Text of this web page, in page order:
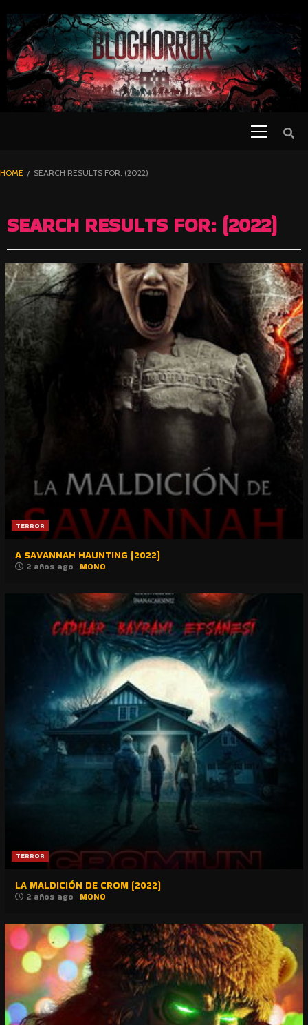
TO
CONTENT
BLOGHORROR
HOME SEARCH RESULTS FOR: (2022)
SEARCH RESULTS FOR: (2022)
TERROR
A SAVANNAH HAUNTING (2022)
2 años ago MONO
TERROR
LA MALDICIÓN DE CROM (2022)
2 años ago MONO